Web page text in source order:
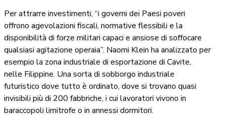
Per attrarre investimenti, “i governi dei Paesi poveri
offrono agevolazioni fiscali, normative flessibili e la
disponibilità di forze militari capaci e ansiose di soffocare
qualsiasi agitazione operaia”. Naomi Klein ha analizzato per
esempio la zona industriale di esportazione di Cavite,
nelle Filippine. Una sorta di sobborgo industriale
futuristico dove tutto è ordinato, dove si trovano quasi
invisibili più di 200 fabbriche, i cui lavoratori vivono in
baraccopoli limitrofe o in annessi dormitori.